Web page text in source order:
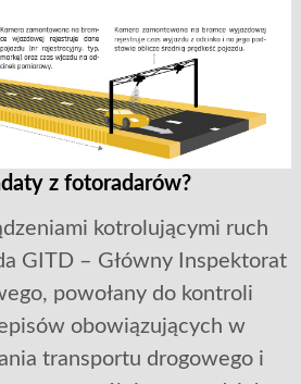
z fotoradarów?
kotrolującymi ruch
GITD – Główny Inspektorat
powołany do kontroli
obowiązujących w
transportu drogowego i